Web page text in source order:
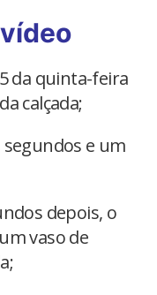
da quinta-feira
calçada;
e um
depois, o
vaso de